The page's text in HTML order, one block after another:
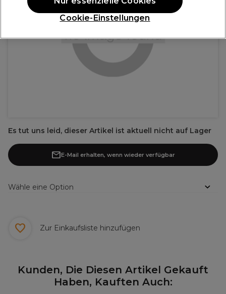
Es tut uns leid, dieser Artikel ist aktuell nicht auf Lager
E-Mail erhalten, wenn wieder verfügbar
Wähle eine Option
Zur Einkaufsliste hinzufügen
Kunden, Die Diesen Artikel Gekauft
Haben, Kauften Auch:
Cookie-Einstellungen